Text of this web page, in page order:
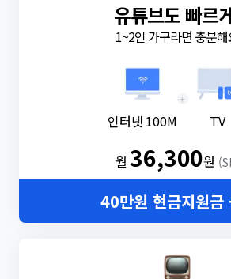
유튜브도 빠르
1~2인 가구라면 충분
인터넷 100M
+
TV
월36,300원
40만원 현금지원금